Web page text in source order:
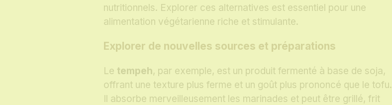
nutritionnels. Explorer ces alternatives est essentiel pour une
alimentation végétarienne riche et stimulante.
Explorer de nouvelles sources et préparations
Le tempeh, par exemple, est un produit fermenté à base de soja,
offrant une texture plus ferme et un goût plus prononcé que le tofu.
Il absorbe merveilleusement les marinades et peut être grillé, frit